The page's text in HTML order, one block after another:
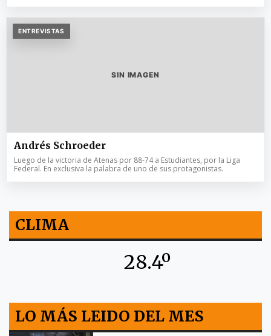
ENTREVISTAS
SIN IMAGEN
Andrés Schroeder
Luego de la victoria de Atenas por 88-74 a Estudiantes, por la Liga
Federal. En exclusiva la palabra de uno de sus protagonistas.
CLIMA
28.4º
LO MÁS LEIDO DEL MES